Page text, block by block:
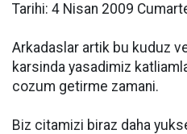
Tarihi: 4 Nisan 2009
Arkadaslar artik bu kuduz
karsinda yasadimiz
cozum getirme zamani.
Biz citamizi biraz daha